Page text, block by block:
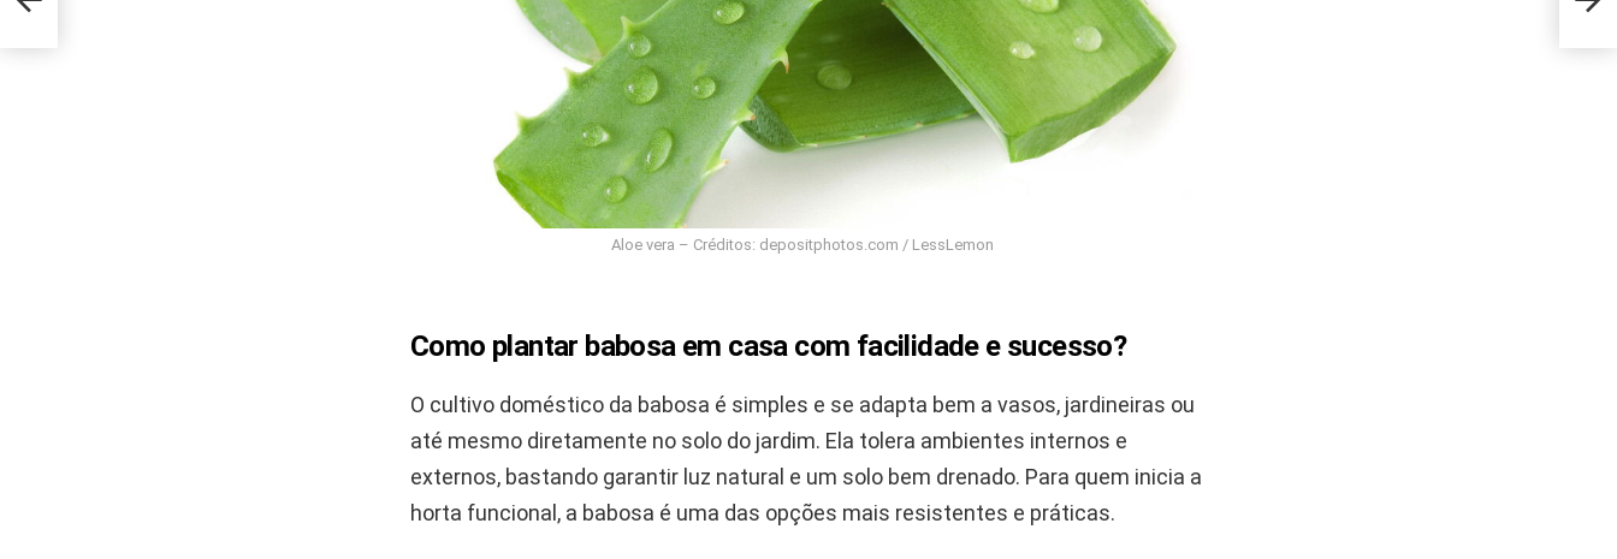
Aloe vera – Créditos: depositphotos.com / LessLemon
Como plantar babosa em casa com facilidade e sucesso?
O cultivo doméstico da babosa é simples e se adapta bem a vasos, jardineiras ou
até mesmo diretamente no solo do jardim. Ela tolera ambientes internos e
externos, bastando garantir luz natural e um solo bem drenado. Para quem inicia a
horta funcional, a babosa é uma das opções mais resistentes e práticas.